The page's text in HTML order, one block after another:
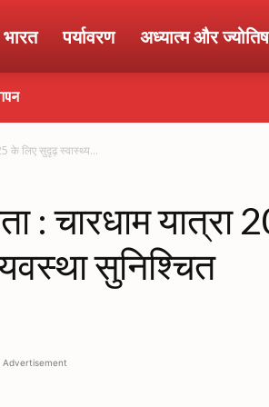
भारत पर्यावरण अध्यात्म और ज्योतिष
के लिए सुदृढ़ स्वास्थ्य...
: चारधाम यात्रा
सुनिश्चित
Advertisement